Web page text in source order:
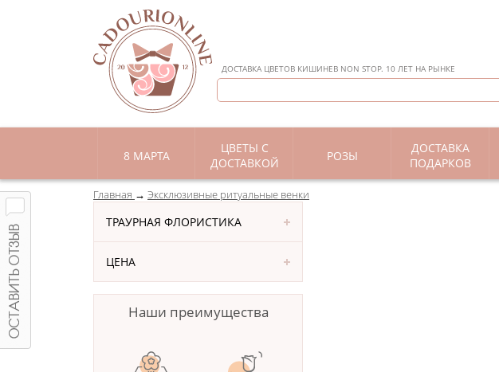
ДОСТАВКА ЦВЕТОВ КИШИНЕВ NON STOP. 10 ЛЕТ НА РЫНКЕ
8 МАРТА
ЦВЕТЫ С
ДОСТАВКОЙ
РОЗЫ
ДОСТАВКА
ПОДАРКОВ
Главная Эксклюзивные ритуальные венки
ТРАУРНАЯ ФЛОРИСТИКА
ЦЕНА
Наши преимущества